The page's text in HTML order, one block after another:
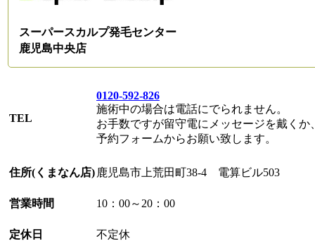
スーパースカルプ発毛センター
鹿児島中央店
TEL
0120-592-826
施術中の場合は電話にでられません。
お手数ですが留守電にメッセージを戴くか
予約フォームからお願い致します。
住所(くまなん店) 鹿児島市上荒田町38-4 電算ビル503
営業時間 10：00～20：00
定休日 不定休